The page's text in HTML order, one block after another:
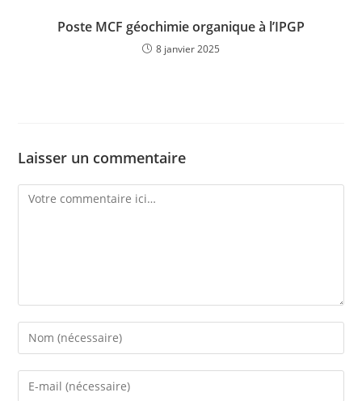
Poste MCF géochimie organique à l’IPGP
8 janvier 2025
Laisser un commentaire